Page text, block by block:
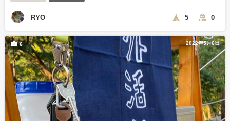
RYO 5 0
2022年5月6日
6